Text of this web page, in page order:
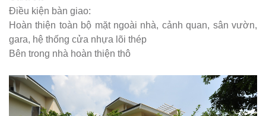
Điều kiện bàn giao:
Hoàn thiện toàn bộ mặt ngoài nhà, cảnh quan, sân vườn,
gara, hệ thống cửa nhựa lõi thép
Bên trong nhà hoàn thiện thô